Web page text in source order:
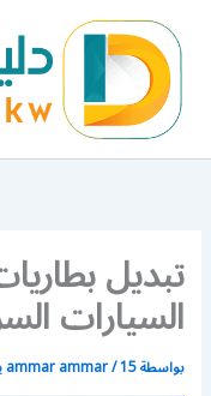
المحتوى
السيارات
بواسطة ammar ammar/15 يونيو، 2020